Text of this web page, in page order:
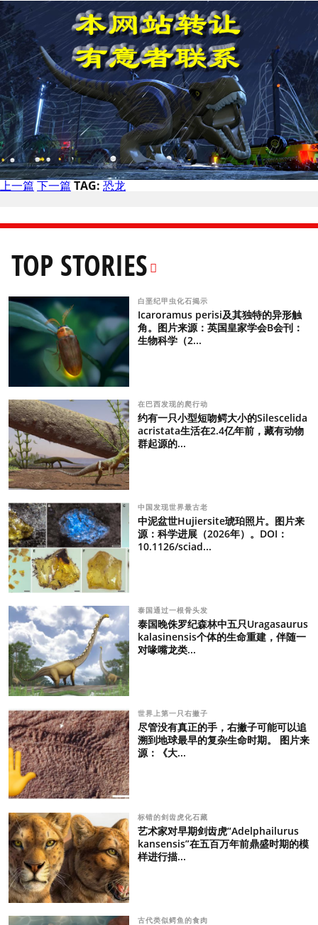
上一篇下一篇TAG:恐龙
TOP STORIES
白垩纪甲虫化石揭示
Icaroramus perisi及其独特的异形触
角。图片来源：英国皇家学会B会刊：
生物科学（2...
在巴西发现的爬行动
约有一只小型短吻鳄大小的Silescelida
acristata生活在2.4亿年前，藏有动物
群起源的...
中国发现世界最古老
中泥盆世Hujiersite琥珀照片。图片来
源：科学进展（2026年）。DOI：
10.1126/sciad...
泰国通过一根骨头发
泰国晚侏罗纪森林中五只Uragasaurus
kalasinensis个体的生命重建，伴随一
对喙嘴龙类...
世界上第一只右撇子
尽管没有真正的手，右撇子可能可以追
溯到地球最早的复杂生命时期。 图片来
源：《大...
标错的剑齿虎化石藏
艺术家对早期剑齿虎“Adelphailurus
kansensis”在五百万年前鼎盛时期的模
样进行描...
古代类似鳄鱼的食肉